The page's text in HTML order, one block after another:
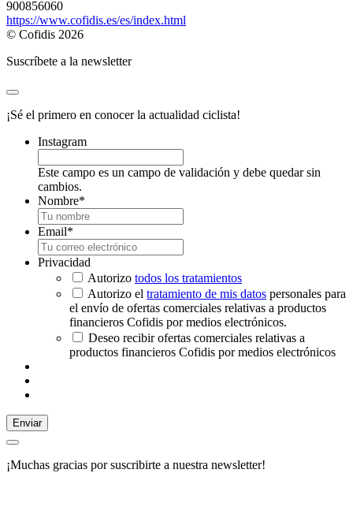
900856060
https://www.cofidis.es/es/index.html
© Cofidis 2026
Suscríbete a la newsletter
¡Sé el primero en conocer la actualidad ciclista!
Instagram
Este campo es un campo de validación y debe quedar sin
cambios.
Nombre*
Email*
Privacidad
Autorizo todos los tratamientos
Autorizo el tratamiento de mis datos personales para
el envío de ofertas comerciales relativas a productos
financieros Cofidis por medios electrónicos.
Deseo recibir ofertas comerciales relativas a
productos financieros Cofidis por medios electrónicos
Enviar
¡Muchas gracias por suscribirte a nuestra newsletter!